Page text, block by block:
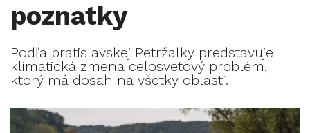
poznatky
Podľa bratislavskej Petržalky predstavuje
klimatická zmena celosvetový problém,
ktorý má dosah na všetky oblasti.